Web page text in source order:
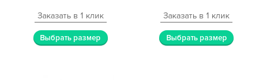
Заказать в 1 клик
Выбрать размер
Заказать в 1 клик
Выбрать размер